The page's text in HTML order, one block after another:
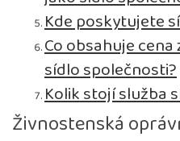
Kde poskytujete
Co obsahuje
sídlo společnosti?
Kolik stojí služba
Živnostenská